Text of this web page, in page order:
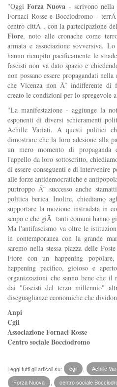
"OggiForza Nuova - scrivono nella
Fornaci Rosse e Bocciodromo -
centro cittÃ , con la partecipazione
Fiore, noto alle cronache come
armata e associazione sovversiva.
hanno riempito pacificamente le
fascisti non va dato spazio e
non possano essere propagandati
che Vicenza non Ã¨ indifferente di
creato le condizioni per lo spregevole
"La manifestazione - aggiunge la
esponenti di diversi schieramenti
Achille Variati. A questi politici
dimostrare che la loro adesione alla
un mero momento di propaganda
l'appello da loro sottoscritto,
di essere conseguenti e di intervenire
alle forze antidemocratiche e
purtroppo Ã¨ successo anche
politica berica. Inoltre, chiediamo
supportare la mozione instradata in
scopo e che giÃ tanti comuni hanno
Ma l'antifascismo va oltre le
in contemporanea con la grande
saremo nella stessa piazza delle
Fiore con un happening
happening pacifico, gioioso e
organizzazioni che sanno bene che
dai "fascisti del terzo millennio"
diseguaglianze economiche che
Anpi
Cgil
Associazione Fornaci Rosse
Centro sociale Bocciodromo
Leggi tutti gli articoli su: cgil Achille
Forza Nuova
centro sociale